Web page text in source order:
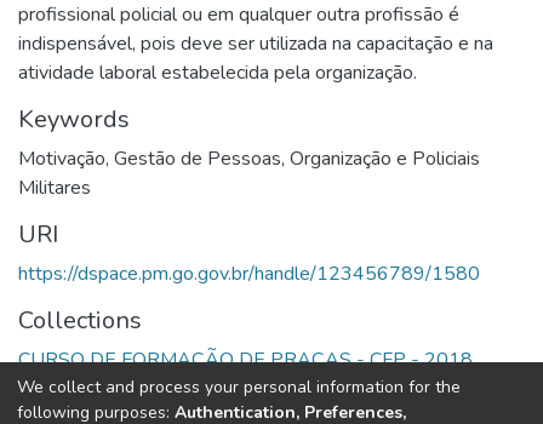
profissional policial ou em qualquer outra profissão é
indispensável, pois deve ser utilizada na capacitação e na
atividade laboral estabelecida pela organização.
Keywords
Motivação, Gestão de Pessoas, Organização e Policiais
Militares
URI
https://dspace.pm.go.gov.br/handle/123456789/1580
Collections
CURSO DE FORMAÇÃO DE PRAÇAS - CFP - 2018
Full item page
We collect and process your personal information for the
following purposes: Authentication, Preferences,